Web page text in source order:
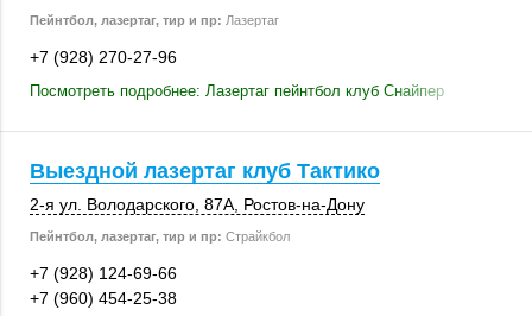
Пейнтбол, лазертаг, тир и пр: Лазертаг
+7 (928) 270-27-96
Посмотреть подробнее: Лазертаг пейнтбол клуб Снайпер
Выездной лазертаг клуб Тактико
2-я ул. Володарского, 87А Ростов-на-Дону
Пейнтбол, лазертаг, тир и пр: Страйкбол
+7 (928) 124-69-66
+7 (960) 454-25-38